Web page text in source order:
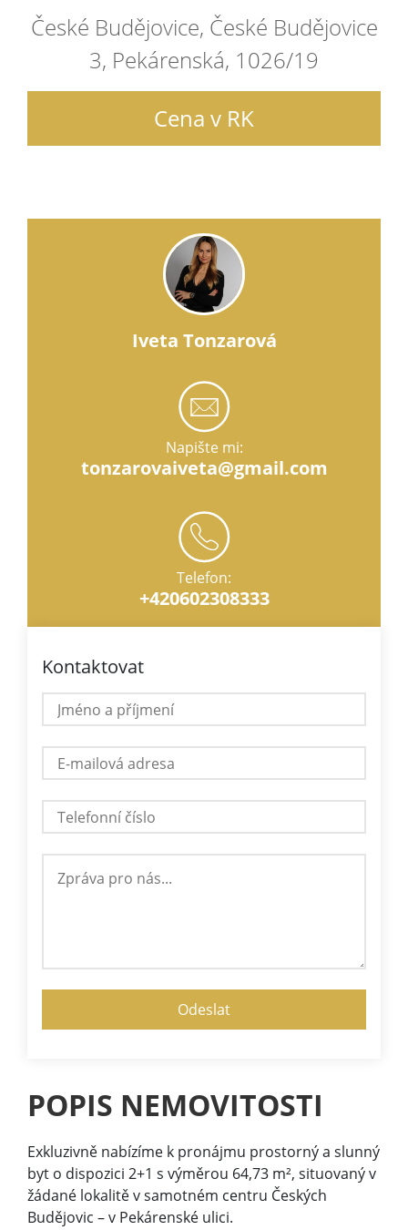
České Budějovice, České Budějovice
3, Pekárenská, 1026/19
Cena v RK
Iveta Tonzarová
Napište mi:
tonzarovaiveta@gmail.com
Telefon:
+420602308333
Kontaktovat
POPIS NEMOVITOSTI
Exkluzivně nabízíme k pronájmu prostorný a slunný
byt o dispozici 2+1 s výměrou 64,73 m², situovaný v
žádané lokalitě v samotném centru Českých
Budějovic – v Pekárenské ulici.